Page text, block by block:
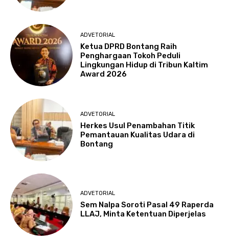
ADVETORIAL
Ketua DPRD Bontang Raih
Penghargaan Tokoh Peduli
Lingkungan Hidup di Tribun Kaltim
Award 2026
ADVETORIAL
Herkes Usul Penambahan Titik
Pemantauan Kualitas Udara di
Bontang
ADVETORIAL
Sem Nalpa Soroti Pasal 49 Raperda
LLAJ, Minta Ketentuan Diperjelas